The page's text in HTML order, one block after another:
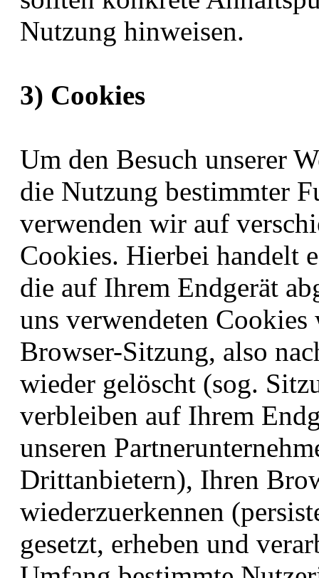
Nutzung hinweisen.
3) Cookies
Um den Besuch unserer
die Nutzung bestimmter
verwenden wir auf
Cookies. Hierbei handelt
die auf Ihrem Endgerät
uns verwendeten Cookies
Browser-Sitzung, also
wieder gelöscht (sog.
verbleiben auf Ihrem
unseren
Drittanbietern), Ihren
wiederzuerkennen
gesetzt, erheben und